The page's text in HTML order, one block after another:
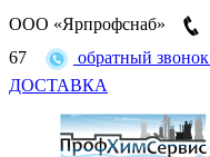
ООО «Ярпрофснаб»
67
обратный звонок
ДОСТАВКА